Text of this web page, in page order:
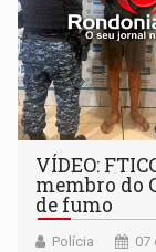
VÍDEO:
membro do
de fumo
Polícia 07